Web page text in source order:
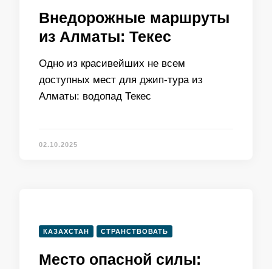
Внедорожные маршруты
из Алматы: Текес
Одно из красивейших не всем
доступных мест для джип-тура из
Алматы: водопад Текес
02.10.2025
КАЗАХСТАН СТРАНСТВОВАТЬ
Место опасной силы: